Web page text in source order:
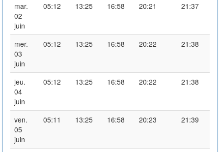
mar.
02
juin
05:12 13:25 16:58 20:21 21:37
mer.
03
juin
05:12 13:25 16:58 20:22 21:38
jeu.
04
juin
05:12 13:25 16:58 20:22 21:38
ven.
05
juin
05:11 13:25 16:58 20:23 21:39